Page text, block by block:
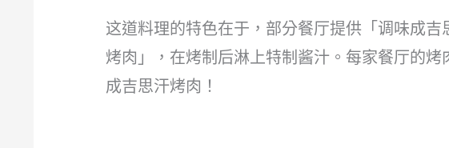
这道料理的特色在于，部分餐厅提供「调味成
烤肉」，在烤制后淋上特制酱汁。每家餐厅的
成吉思汗烤肉！